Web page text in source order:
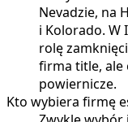
Nevadzie, na
i Kolorado. W
rolę
firma title, ale
powiernicze.
Kto wybiera firmę